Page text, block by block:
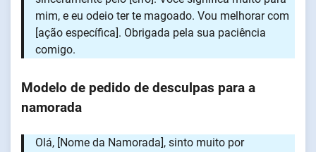
mim, e eu odeio ter te magoado. Vou melhorar com
[ação específica]. Obrigada pela sua paciência
comigo.
Modelo de pedido de desculpas para a
namorada
Olá, [Nome da Namorada], sinto muito por